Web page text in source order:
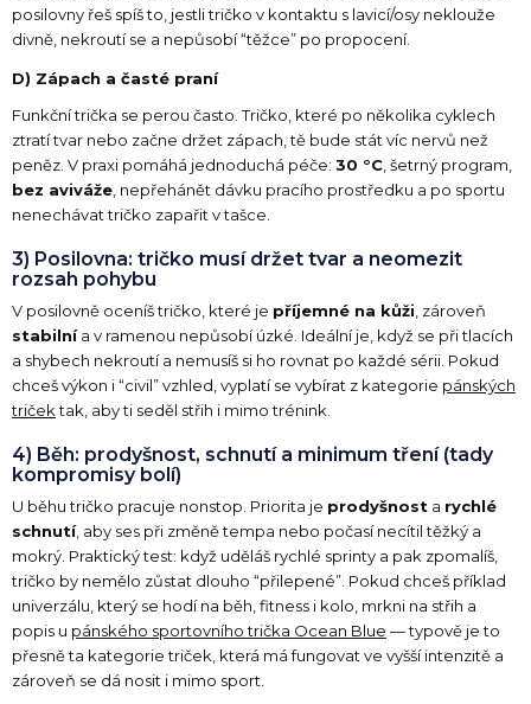
posilovny řeš spíš to, jestli tričko v kontaktu s lavicí/osy neklouže
divně, nekroutí se a nepůsobí “těžce” po propocení.
D) Zápach a časté praní
Funkční trička se perou často. Tričko, které po několika cyklech
ztratí tvar nebo začne držet zápach, tě bude stát víc nervů než
peněz. V praxi pomáhá jednoduchá péče: 30 °C , šetrný program,
bez aviváže , nepřehánět dávku pracího prostředku a po sportu
nenechávat tričko zapařit v tašce.
3) Posilovna: tričko musí držet tvar a neomezit
rozsah pohybu
V posilovně oceníš tričko, které je příjemné na kůži , zároveň
stabilnía v ramenou nepůsobí úzké. Ideální je, když se při tlacích
a shybech nekroutí a nemusíš si ho rovnat po každé sérii. Pokud
chceš výkon i “civil” vzhled, vyplatí se vybírat z kategorie pánských
tričektak, aby ti seděl střih i mimo trénink.
4) Běh: prodyšnost, schnutí a minimum tření (tady
kompromisy bolí)
U běhu tričko pracuje nonstop. Priorita je prodyšnost a rychlé
schnutí, aby ses při změně tempa nebo počasí necítil těžký a
mokrý. Praktický test: když uděláš rychlé sprinty a pak zpomalíš,
tričko by nemělo zůstat dlouho “přilepené”. Pokud chceš příklad
univerzálu, který se hodí na běh, fitness i kolo, mrkni na střih a
popis u pánského sportovního trička Ocean Blue — typově je to
přesně ta kategorie triček, která má fungovat ve vyšší intenzitě a
zároveň se dá nosit i mimo sport.